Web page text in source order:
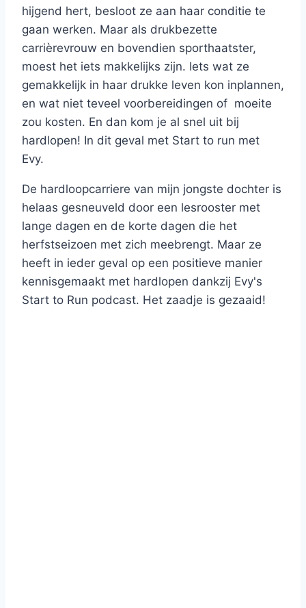
hijgend hert, besloot ze aan haar conditie te
gaan werken. Maar als drukbezette
carrièrevrouw en bovendien sporthaatster,
moest het iets makkelijks zijn. Iets wat ze
gemakkelijk in haar drukke leven kon inplannen,
en wat niet teveel voorbereidingen of moeite
zou kosten. En dan kom je al snel uit bij
hardlopen! In dit geval met Start to run met
Evy.
De hardloopcarriere van mijn jongste dochter is
helaas gesneuveld door een lesrooster met
lange dagen en de korte dagen die het
herfstseizoen met zich meebrengt. Maar ze
heeft in ieder geval op een positieve manier
kennisgemaakt met hardlopen dankzij Evy's
Start to Run podcast. Het zaadje is gezaaid!